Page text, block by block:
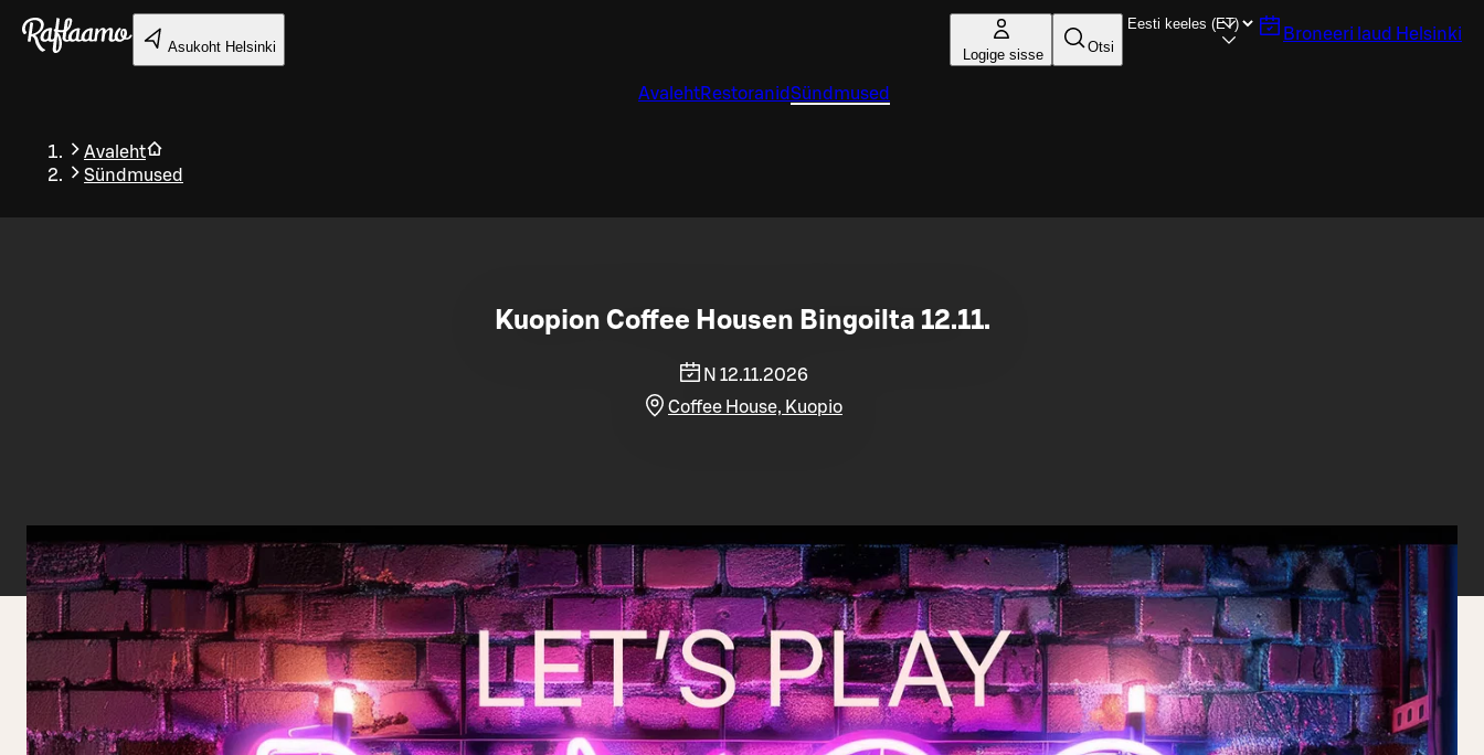
Liigu peamise sisu juurde
Asukoht Helsinki Logige sisse Otsi
Broneeri laud Helsinki
AvalehtRestoranidSündmused
Avaleht
Sündmused
Tagasi
Kuopion Coffee Housen Bingoilta 12.11.
N 12.11.2026
Coffee House, Kuopio